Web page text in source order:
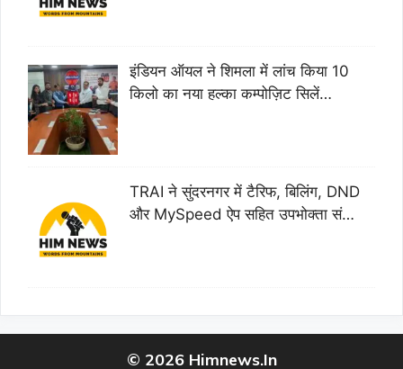
इंडियन ऑयल ने शिमला में लांच किया 10
किलो का नया हल्का कम्पोज़िट सिलें…
TRAI ने सुंदरनगर में टैरिफ, बिलिंग, DND
और MySpeed ऐप सहित उपभोक्ता सं…
© 2026 Himnews.In